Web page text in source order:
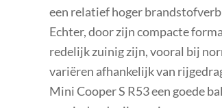
een relatief hoger
Echter, door zijn compacte
redelijk zuinig zijn, vooral bij
variëren afhankelijk van
Mini Cooper S R53 een goede